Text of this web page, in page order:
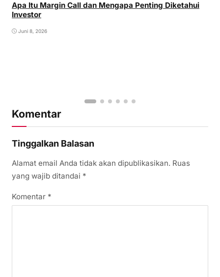
Apa Itu Margin Call dan Mengapa Penting Diketahui
Investor
Juni 8, 2026
Komentar
Tinggalkan Balasan
Alamat email Anda tidak akan dipublikasikan. Ruas
yang wajib ditandai *
Komentar *